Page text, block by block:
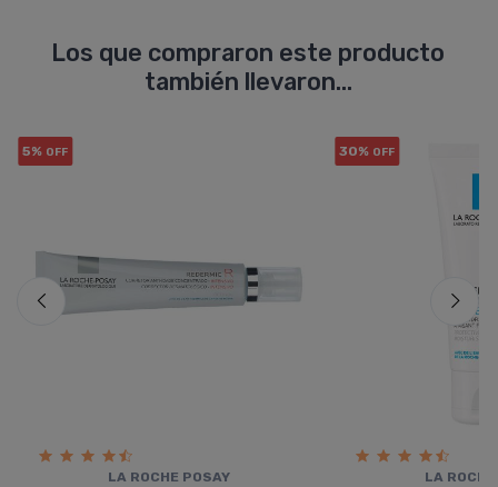
Los que compraron este producto
también llevaron...
5% OFF
LA ROCHE POSAY
30% OFF
LA